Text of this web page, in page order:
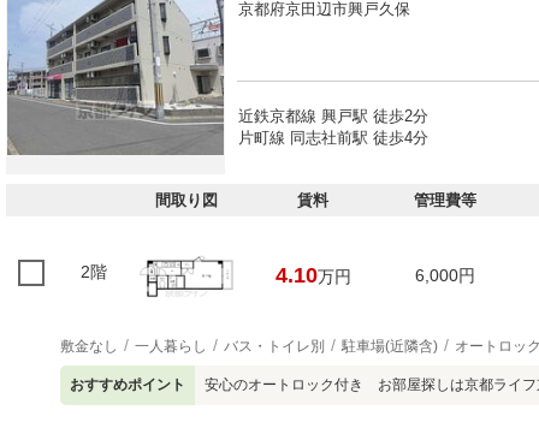
京都府京田辺市興戸久保
近鉄京都線 興戸駅 徒歩2分
片町線 同志社前駅 徒歩4分
間取り図 賃料 管理費等
2階 4.10万円 6,000円
敷金なし 一人暮らし バス・トイレ別 駐車場(近隣含) オートロッ
おすすめポイント 安心のオートロック付き お部屋探しは京都ライ